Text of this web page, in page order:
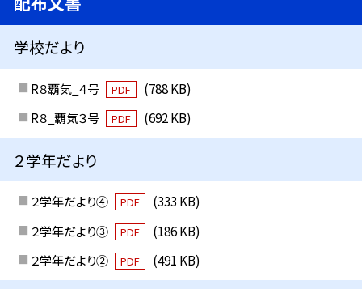
学校だより
R８覇気_４号 PDF
(788 KB)
R８_覇気３号
PDF (692 KB)
２学年だより
２学年だより④ PDF
(333 KB)
２学年だより③
PDF
(186 KB)
２学年だより②
PDF (491 KB)